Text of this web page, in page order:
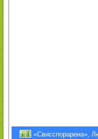
«Свисспорарена»,